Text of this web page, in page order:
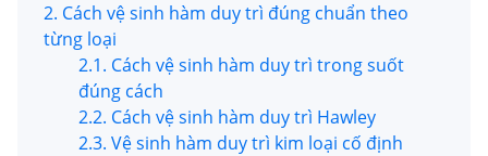
2. Cách vệ sinh hàm duy trì đúng chuẩn theo
từng loại
2.1. Cách vệ sinh hàm duy trì trong suốt
đúng cách
2.2. Cách vệ sinh hàm duy trì Hawley
2.3. Vệ sinh hàm duy trì kim loại cố định